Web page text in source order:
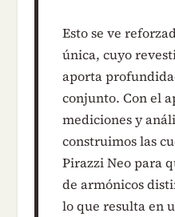
Esto se ve
única, cuyo
aporta
conjunto. Con el
mediciones y
construimos las
Pirazzi Neo para
de armónicos
lo que resulta en